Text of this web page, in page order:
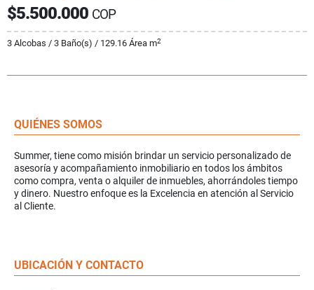
$5.500.000 COP
3 Alcobas / 3 Baño(s) / 129.16 Área m2
QUIÉNES SOMOS
Summer, tiene como misión brindar un servicio personalizado de
asesoría y acompañamiento inmobiliario en todos los ámbitos
como compra, venta o alquiler de inmuebles, ahorrándoles tiempo
y dinero. Nuestro enfoque es la Excelencia en atención al Servicio
al Cliente.
UBICACIÓN Y CONTACTO